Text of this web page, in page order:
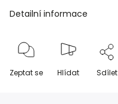
Detailní informace
Zeptat se Hlídat Sdílet